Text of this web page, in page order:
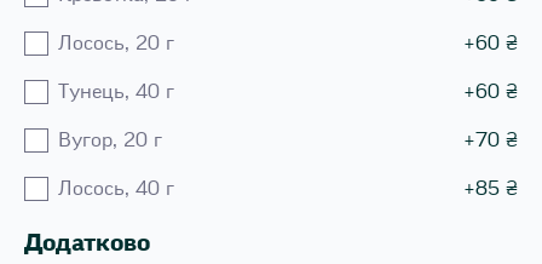
Лосось, 20 г +60 ₴
Тунець, 40 г +60 ₴
Вугор, 20 г +70 ₴
Лосось, 40 г +85 ₴
Додатково